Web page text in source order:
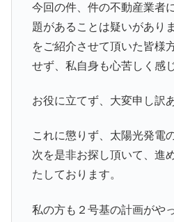
今回の件、件の不動産業者
題があることは疑いがあり
をご紹介させて頂いた皆様
せず、私自身も心苦しく感
お役に立てず、大変申し訳
これに懲りず、太陽光発電
次を是非お探し頂いて、進
たしております。
私の方も２号基の計画がや